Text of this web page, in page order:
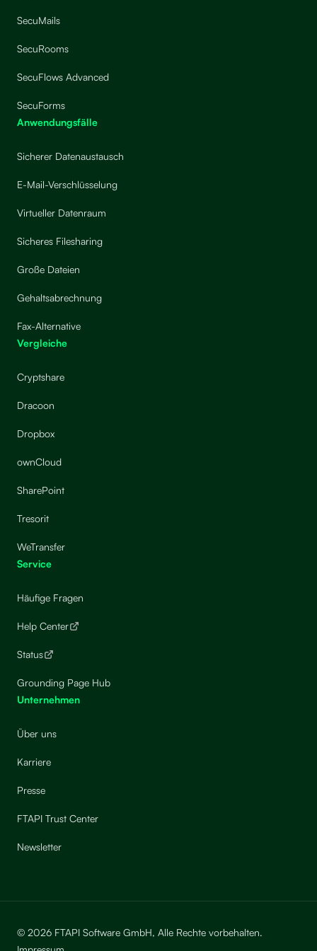
SecuMails
SecuRooms
SecuFlows Advanced
SecuForms
Anwendungsfälle
Sicherer Datenaustausch
E-Mail-Verschlüsselung
Virtueller Datenraum
Sicheres Filesharing
Große Dateien
Gehaltsabrechnung
Fax-Alternative
Vergleiche
Cryptshare
Dracoon
Dropbox
ownCloud
SharePoint
Tresorit
WeTransfer
Service
Häufige Fragen
Help Center
Status
Grounding Page Hub
Unternehmen
Über uns
Karriere
Presse
FTAPI Trust Center
Newsletter
© 2026 FTAPI Software GmbH, Alle Rechte vorbehalten.